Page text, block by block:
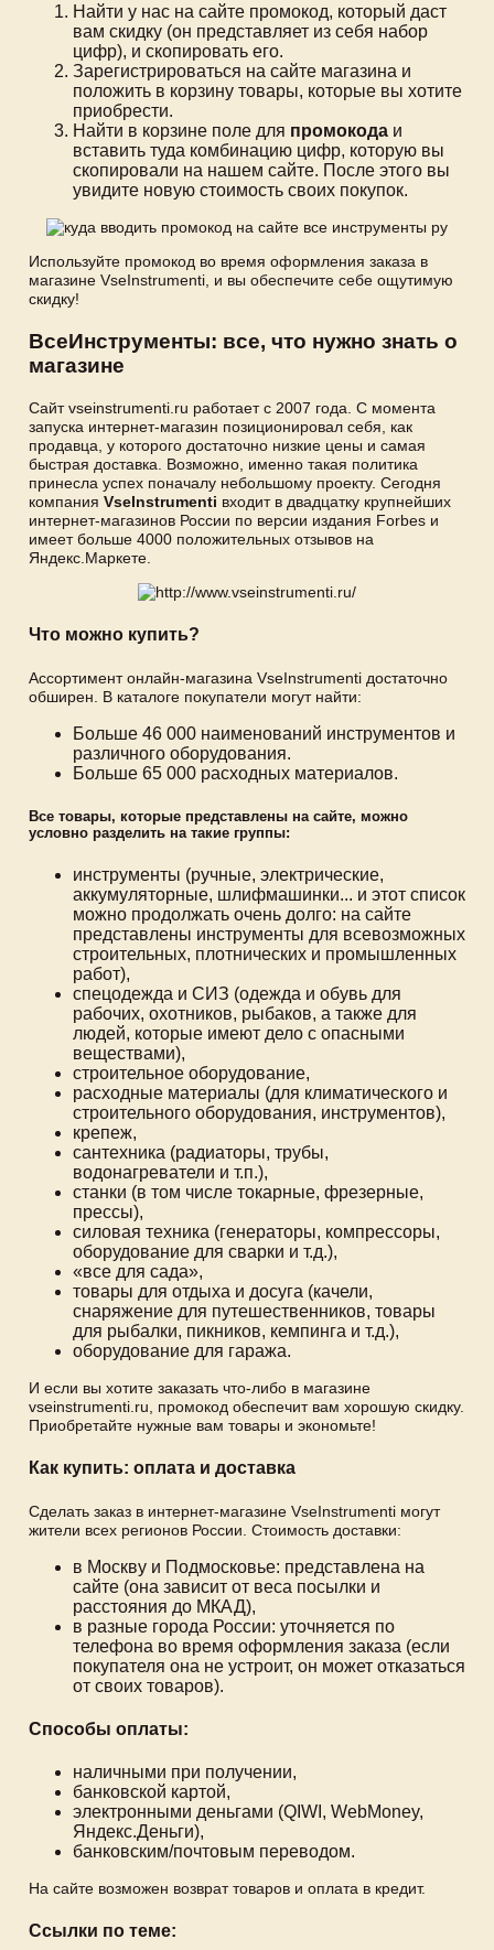
Найти у нас на сайте промокод, который даст
вам скидку (он представляет из себя набор
цифр), и скопировать его.
Зарегистрироваться на сайте магазина и
положить в корзину товары, которые вы хотите
приобрести.
Найти в корзине поле для промокода и
вставить туда комбинацию цифр, которую вы
скопировали на нашем сайте. После этого вы
увидите новую стоимость своих покупок.
Используйте промокод во время оформления заказа в
магазине VseInstrumenti, и вы обеспечите себе ощутимую
скидку!
ВсеИнструменты: все, что нужно знать о
магазине
Сайт vseinstrumenti.ru работает с 2007 года. С момента
запуска интернет-магазин позиционировал себя, как
продавца, у которого достаточно низкие цены и самая
быстрая доставка. Возможно, именно такая политика
принесла успех поначалу небольшому проекту. Сегодня
компания VseInstrumenti входит в двадцатку крупнейших
интернет-магазинов России по версии издания Forbes и
имеет больше 4000 положительных отзывов на
Яндекс.Маркете.
Что можно купить?
Ассортимент онлайн-магазина VseInstrumenti достаточно
обширен. В каталоге покупатели могут найти:
Больше 46 000 наименований инструментов и
различного оборудования.
Больше 65 000 расходных материалов.
Все товары, которые представлены на сайте, можно
условно разделить на такие группы:
инструменты (ручные, электрические,
аккумуляторные, шлифмашинки... и этот список
можно продолжать очень долго: на сайте
представлены инструменты для всевозможных
строительных, плотнических и промышленных
работ),
спецодежда и СИЗ (одежда и обувь для
рабочих, охотников, рыбаков, а также для
людей, которые имеют дело с опасными
веществами),
строительное оборудование,
расходные материалы (для климатического и
строительного оборудования, инструментов),
крепеж,
сантехника (радиаторы, трубы,
водонагреватели и т.п.),
станки (в том числе токарные, фрезерные,
прессы),
силовая техника (генераторы, компрессоры,
оборудование для сварки и т.д.),
«все для сада»,
товары для отдыха и досуга (качели,
снаряжение для путешественников, товары
для рыбалки, пикников, кемпинга и т.д.),
оборудование для гаража.
И если вы хотите заказать что-либо в магазине
vseinstrumenti.ru, промокод обеспечит вам хорошую скидку.
Приобретайте нужные вам товары и экономьте!
Как купить: оплата и доставка
Сделать заказ в интернет-магазине VseInstrumenti могут
жители всех регионов России. Стоимость доставки:
в Москву и Подмосковье: представлена на
сайте (она зависит от веса посылки и
расстояния до МКАД),
в разные города России: уточняется по
телефона во время оформления заказа (если
покупателя она не устроит, он может отказаться
от своих товаров).
Способы оплаты:
наличными при получении,
банковской картой,
электронными деньгами (QIWI, WebMoney,
Яндекс.Деньги),
банковским/почтовым переводом.
На сайте возможен возврат товаров и оплата в кредит.
Ссылки по теме: